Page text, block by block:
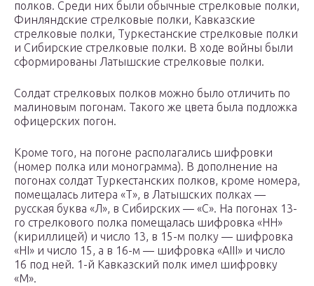
полков. Среди них были обычные стрелковые полки,
Финляндские стрелковые полки, Кавказские
стрелковые полки, Туркестанские стрелковые полки
и Сибирские стрелковые полки. В ходе войны были
сформированы Латышские стрелковые полки.
Солдат стрелковых полков можно было отличить по
малиновым погонам. Такого же цвета была подложка
офицерских погон.
Кроме того, на погоне располагались шифровки
(номер полка или монограмма). В дополнение на
погонах солдат Туркестанских полков, кроме номера,
помещалась литера «Т», в Латышских полках —
русская буква «Л», в Сибирских — «С». На погонах 13-
го стрелкового полка помещалась шифровка «НН»
(кириллицей) и число 13, в 15-м полку — шифровка
«НI» и число 15, а в 16-м — шифровка «АIII» и число
16 под ней. 1-й Кавказский полк имел шифровку
«М».